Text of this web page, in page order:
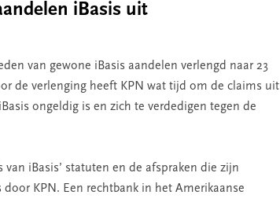
iBasis uit
van gewone iBasis aandelen verlengd naar 23
de verlenging heeft KPN wat tijd om de claims uit
ongeldig is en zich te verdedigen tegen de
iBasis’ statuten en de afspraken die zijn
KPN. Een rechtbank in het Amerikaanse